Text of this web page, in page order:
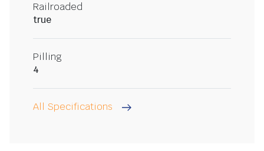
Railroaded
true
Pilling
4
All Specifications